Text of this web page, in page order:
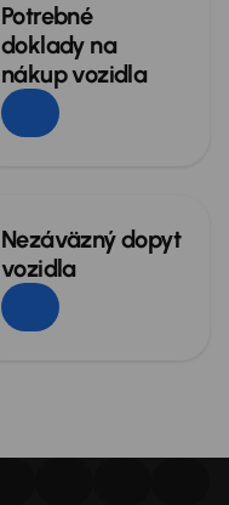
Potrebné
doklady na
nákup vozidla
Nezáväzný dopyt
vozidla